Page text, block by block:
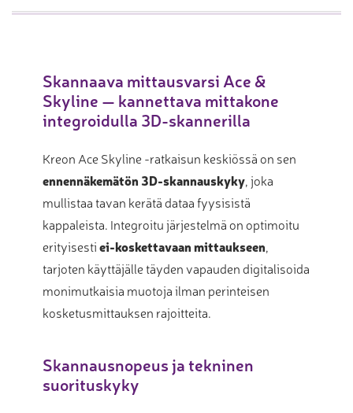
Skannaava mittausvarsi Ace &
Skyline — kannettava mittakone
integroidulla 3D-skannerilla
Kreon Ace Skyline -ratkaisun keskiössä on sen
ennennäkemätön 3D-skannauskyky, joka
mullistaa tavan kerätä dataa fyysisistä
kappaleista. Integroitu järjestelmä on optimoitu
erityisestiei-koskettavaan mittaukseen,
tarjoten käyttäjälle täyden vapauden digitalisoida
monimutkaisia muotoja ilman perinteisen
kosketusmittauksen rajoitteita.
Skannausnopeus ja tekninen
suorituskyky